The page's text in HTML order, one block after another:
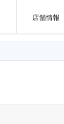
店舗情報